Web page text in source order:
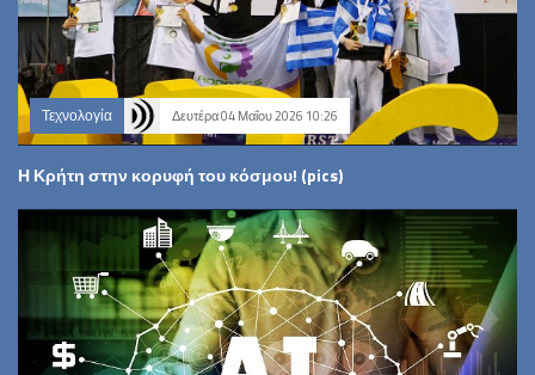
Τεχνολογία Δευτέρα 04 Μαΐου 2026 10:26
Η Κρήτη στην κορυφή του κόσμου! (pics)